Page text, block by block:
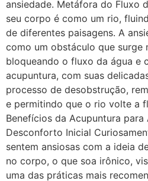
ansiedade. Metáfora do Fluxo
seu corpo é como um rio,
de diferentes paisagens. A
como um obstáculo que surge
bloqueando o fluxo da água e
acupuntura, com suas
processo de desobstrução,
e permitindo que o rio volte a
Benefícios da Acupuntura para
Desconforto Inicial
sentem ansiosas com a ideia
no corpo, o que soa irônico,
uma das práticas mais